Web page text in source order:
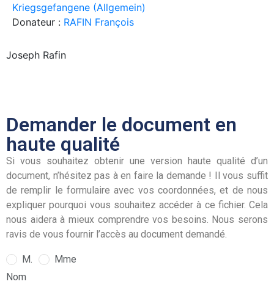
Kriegsgefangene (Allgemein)
Donateur : RAFIN François
Joseph Rafin
Demander le document en
haute qualité
Si vous souhaitez obtenir une version haute qualité d’un
document, n’hésitez pas à en faire la demande ! Il vous suffit
de remplir le formulaire avec vos coordonnées, et de nous
expliquer pourquoi vous souhaitez accéder à ce fichier. Cela
nous aidera à mieux comprendre vos besoins. Nous serons
ravis de vous fournir l’accès au document demandé.
M.
Mme
Nom